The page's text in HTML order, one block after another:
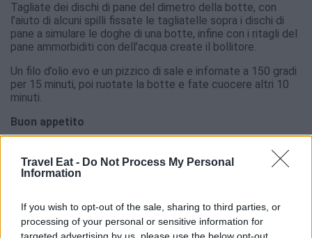
Travel Eat - Do Not Process My Personal
Information
If you wish to opt-out of the sale, sharing to third parties, or
processing of your personal or sensitive information for
targeted advertising by us, please use the below opt-out
Tagliate dei dischi di pane del dimetro della botte, con
l’aiuto di alcuni spilli fissate le tagliatelle sopra i dischi di
pane a simulare le doghe di una botte, infine con i ritagli del
pane ammorbiditi con dell’acqua create il bollitore.
Un filo d’olio evo e un pizzico di sale e infornate a 150 gradi
per 15 minuti, poi ruotate la botte e fate cuocere altri 10
minuti.
Buon appetito